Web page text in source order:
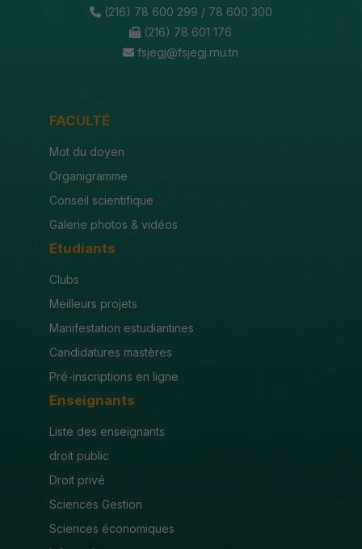
(216) 78 600 299 / 78 600 300
(216) 78 601 176
fsjegj@fsjegj.rnu.tn
FACULTÉ
Mot du doyen
Organigramme
Conseil scientifique
Galerie photos & vidéos
Etudiants
Clubs
Meilleurs projets
Manifestation estudiantines
Candidatures mastères
Pré-inscriptions en ligne
Enseignants
Liste des enseignants
droit public
Droit privé
Sciences Gestion
Sciences économiques